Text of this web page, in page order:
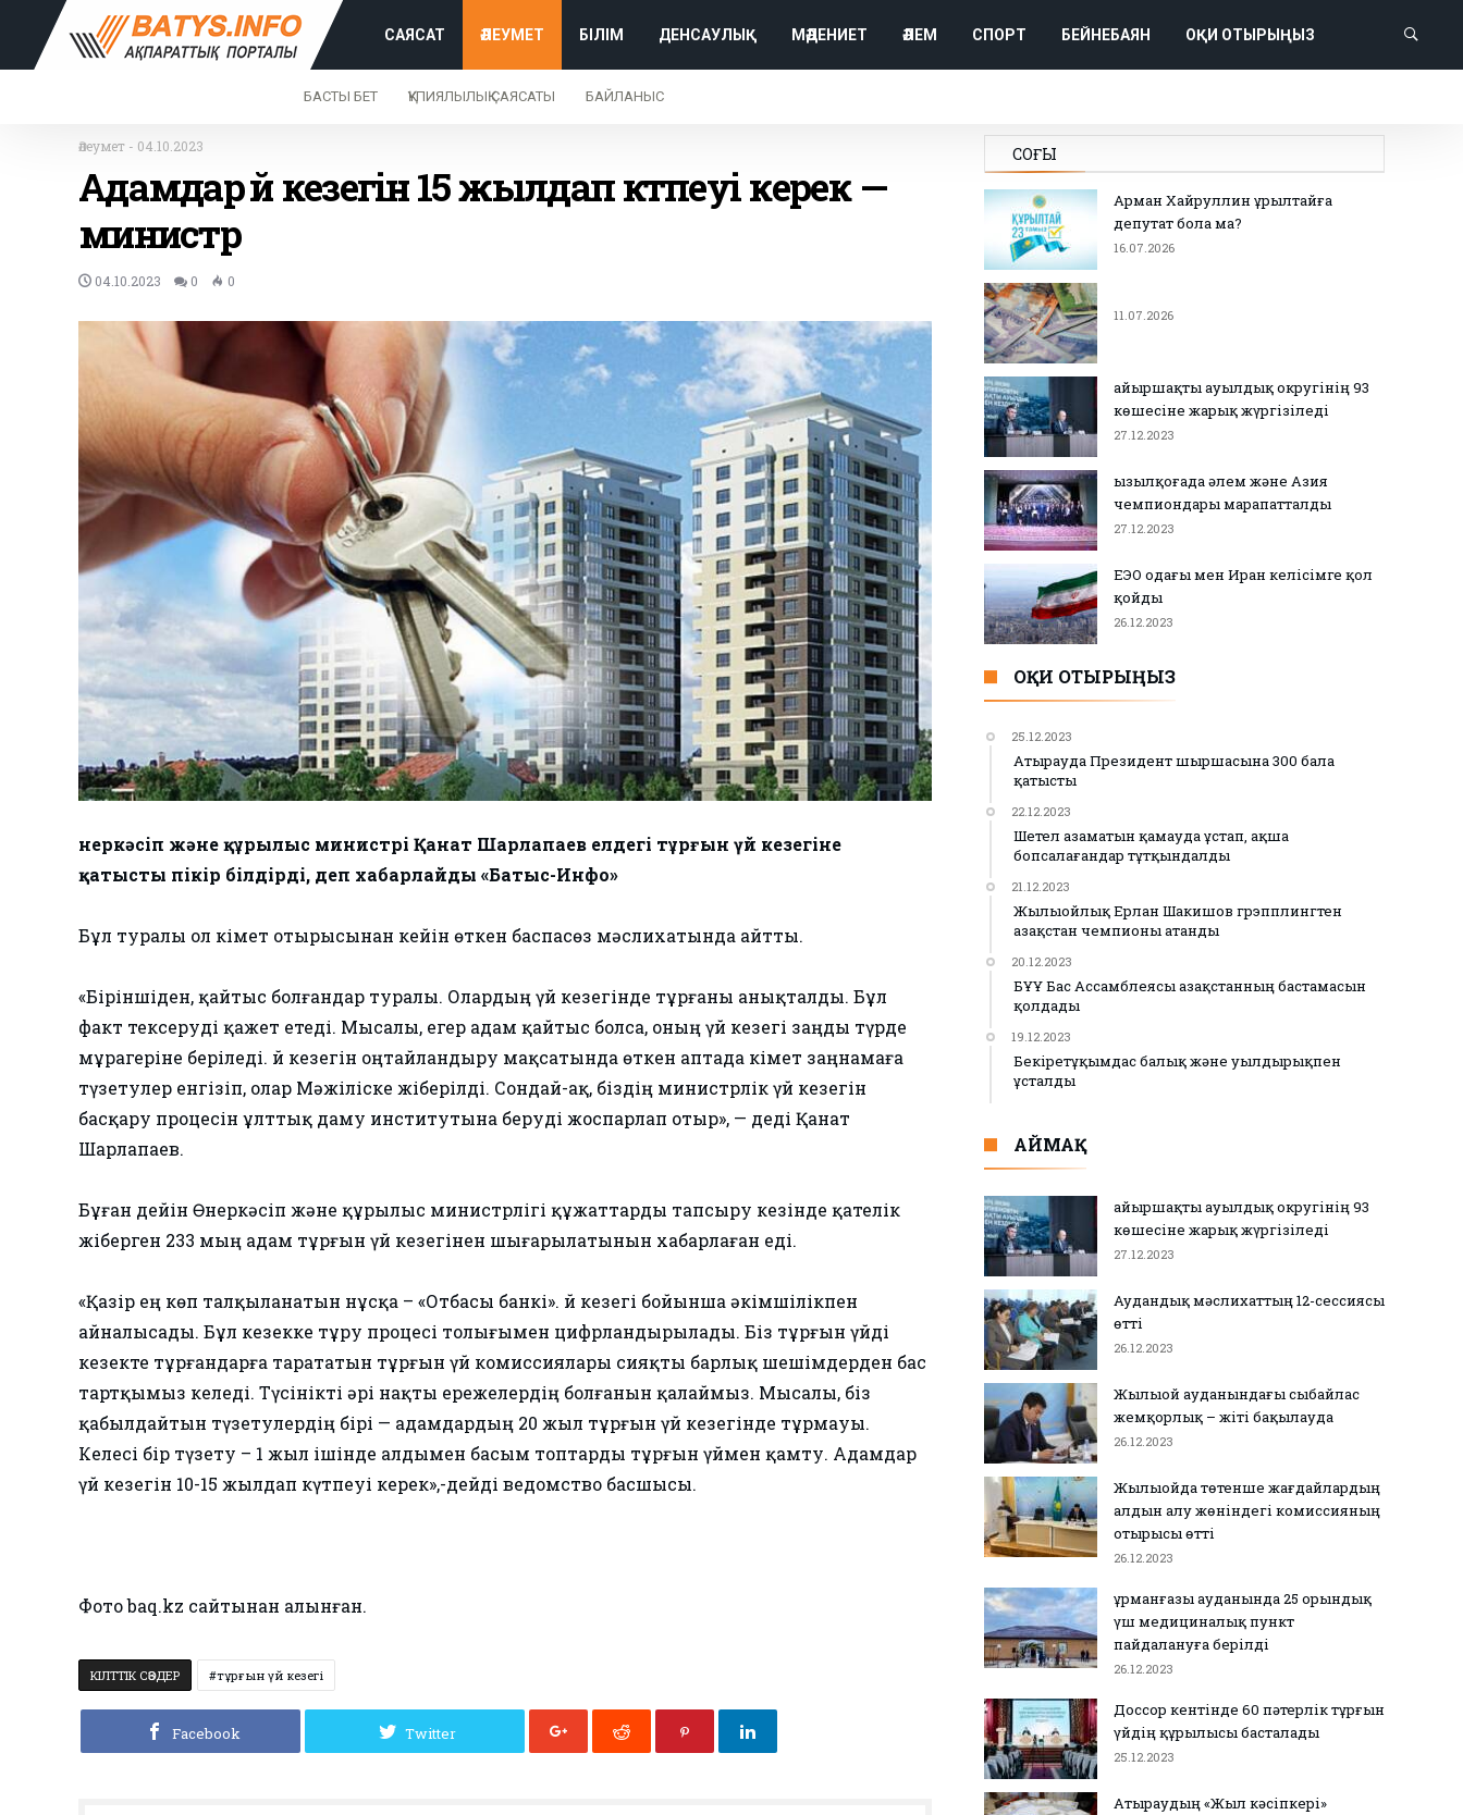
САЯСАТ ӘЛЕУМЕТ БІЛІМ ДЕНСАУЛЫҚ МӘДЕНИЕТ ӘЛЕМ СПОРТ БЕЙНЕБАЯН ОҚИ ОТЫРЫҢЫЗ
БАСТЫ БЕТ ҚҰПИЯЛЫЛЫҚ САЯСАТЫ БАЙЛАНЫС
Әлеумет - 04.10.2023
Адамдар үй кезегін 15 жылдап күтпеуі керек —
министр
04.10.2023 0 0
Өнеркәсіп және құрылыс министрі Қанат Шарлапаев елдегі тұрғын үй кезегіне
қатысты пікір білдірді, деп хабарлайды «Батыс-Инфо»
Бұл туралы ол Үкімет отырысынан кейін өткен баспасөз мәслихатында айтты.
«Біріншіден, қайтыс болғандар туралы. Олардың үй кезегінде тұрғаны анықталды. Бұл
факт тексеруді қажет етеді. Мысалы, егер адам қайтыс болса, оның үй кезегі заңды түрде
мұрагеріне беріледі. Үй кезегін оңтайландыру мақсатында өткен аптада Үкімет заңнамаға
түзетулер енгізіп, олар Мәжіліске жіберілді. Сондай-ақ, біздің министрлік үй кезегін
басқару процесін ұлттық даму институтына беруді жоспарлап отыр», — деді Қанат
Шарлапаев.
Бұған дейін Өнеркәсіп және құрылыс министрлігі құжаттарды тапсыру кезінде қателік
жіберген 233 мың адам тұрғын үй кезегінен шығарылатынын хабарлаған еді.
«Қазір ең көп талқыланатын нұсқа – «Отбасы банкі». Үй кезегі бойынша әкімшілікпен
айналысады. Бұл кезекке тұру процесі толығымен цифрландырылады. Біз тұрғын үйді
кезекте тұрғандарға тарататын тұрғын үй комиссиялары сияқты барлық шешімдерден бас
тартқымыз келеді. Түсінікті әрі нақты ережелердің болғанын қалаймыз. Мысалы, біз
қабылдайтын түзетулердің бірі — адамдардың 20 жыл тұрғын үй кезегінде тұрмауы.
Келесі бір түзету – 1 жыл ішінде алдымен басым топтарды тұрғын үймен қамту. Адамдар
үй кезегін 10-15 жылдап күтпеуі керек»,-дейді ведомство басшысы.
Фото baq.kz сайтынан алынған.
КІЛТТІК СӨЗДЕР тұрғын үй кезегі
Facebook Twitter
СОҢҒЫ
Арман Хайруллин Құрылтайға
депутат бола ма?
16.07.2026
11.07.2026
Қайыршақты ауылдық округінің 93
көшесіне жарық жүргізіледі
27.12.2023
Қызылқоғада әлем және Азия
чемпиондары марапатталды
27.12.2023
ЕЭО одағы мен Иран келісімге қол
қойды
26.12.2023
ОҚИ ОТЫРЫҢЫЗ
25.12.2023
Атырауда Президент шыршасына 300 бала
қатысты
22.12.2023
Шетел азаматын қамауда ұстап, ақша
бопсалағандар тұтқындалды
21.12.2023
Жылыойлық Ерлан Шакишов грэпплингтен
Қазақстан чемпионы атанды
20.12.2023
БҰҰ Бас Ассамблеясы Қазақстанның бастамасын
қолдады
19.12.2023
Бекіретұқымдас балық және уылдырықпен
ұсталды
АЙМАҚ
Қайыршақты ауылдық округінің 93
көшесіне жарық жүргізіледі
27.12.2023
Аудандық мәслихаттың 12-сессиясы
өтті
26.12.2023
Жылыой ауданындағы сыбайлас
жемқорлық – жіті бақылауда
26.12.2023
Жылыойда төтенше жағдайлардың
алдын алу жөніндегі комиссияның
отырысы өтті
26.12.2023
Құрманғазы ауданында 25 орындық
үш медициналық пункт
пайдалануға берілді
26.12.2023
Доссор кентінде 60 пәтерлік тұрғын
үйдің құрылысы басталады
25.12.2023
Атыраудың «Жыл кәсіпкері»